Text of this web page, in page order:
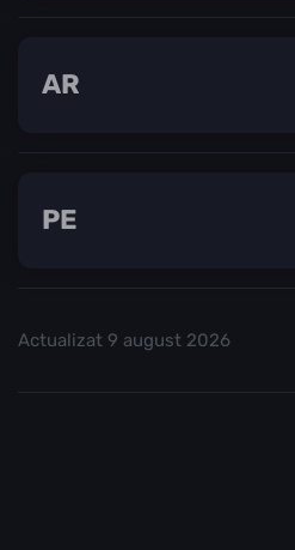
AR
PE
Actualizat 9 august 2026